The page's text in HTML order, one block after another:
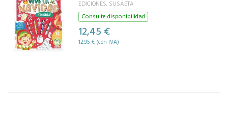
EDICIONES, SUSAETA
Consulte disponibilidad
12,45 €
12,95 € (con IVA)